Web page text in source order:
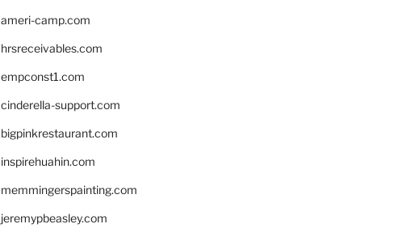
ameri-camp.com
hrsreceivables.com
empconst1.com
cinderella-support.com
bigpinkrestaurant.com
inspirehuahin.com
memmingerspainting.com
jeremypbeasley.com